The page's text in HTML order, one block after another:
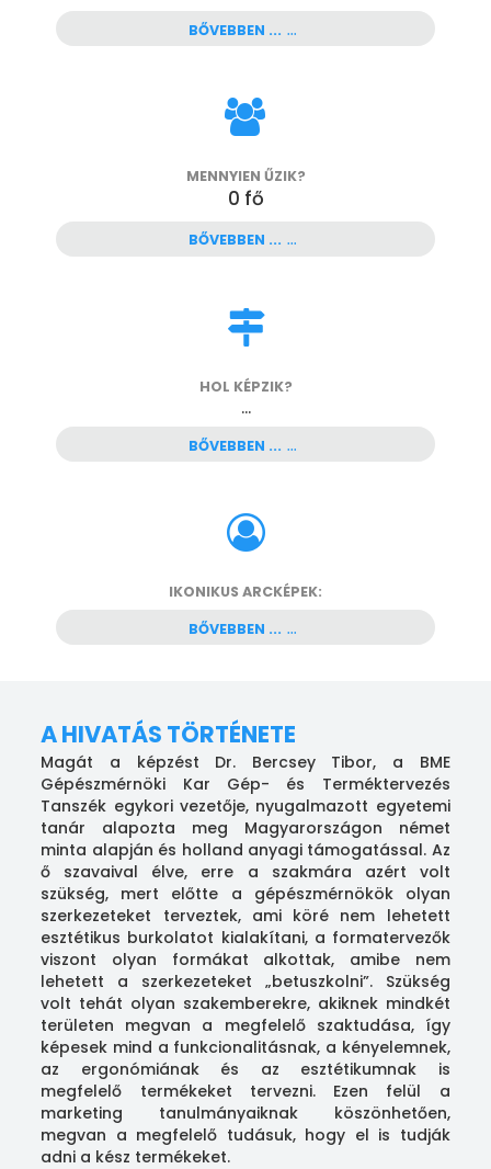
BŐVEBBEN ...
MENNYIEN ŰZIK?
0 fő
BŐVEBBEN ...
HOL KÉPZIK?
...
BŐVEBBEN ...
IKONIKUS ARCKÉPEK:
BŐVEBBEN ...
A HIVATÁS TÖRTÉNETE
Magát a képzést Dr. Bercsey Tibor, a BME
Gépészmérnöki Kar Gép- és Terméktervezés
Tanszék egykori vezetője, nyugalmazott egyetemi
tanár alapozta meg Magyarországon német
minta alapján és holland anyagi támogatással. Az
ő szavaival élve, erre a szakmára azért volt
szükség, mert előtte a gépészmérnökök olyan
szerkezeteket terveztek, ami köré nem lehetett
esztétikus burkolatot kialakítani, a formatervezők
viszont olyan formákat alkottak, amibe nem
lehetett a szerkezeteket „betuszkolni”. Szükség
volt tehát olyan szakemberekre, akiknek mindkét
területen megvan a megfelelő szaktudása, így
képesek mind a funkcionalitásnak, a kényelemnek,
az ergonómiának és az esztétikumnak is
megfelelő termékeket tervezni. Ezen felül a
marketing tanulmányaiknak köszönhetően,
megvan a megfelelő tudásuk, hogy el is tudják
adni a kész termékeket.